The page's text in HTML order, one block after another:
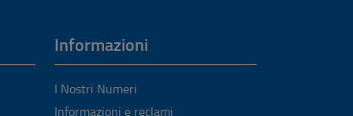
Informazioni
I Nostri Numeri
Informazioni e reclami